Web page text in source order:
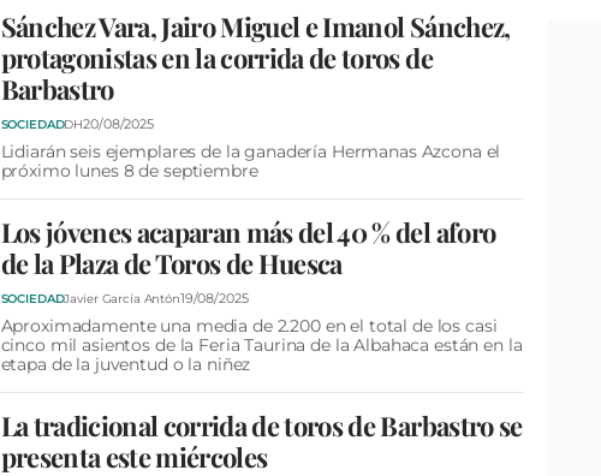
Sánchez Vara, Jairo Miguel e Imanol Sánchez,
protagonistas en la corrida de toros de
Barbastro
SOCIEDADDH20/08/2025
Lidiarán seis ejemplares de la ganadería Hermanas Azcona el
próximo lunes 8 de septiembre
Los jóvenes acaparan más del 40 % del aforo
de la Plaza de Toros de Huesca
SOCIEDADJavier García Antón19/08/2025
Aproximadamente una media de 2.200 en el total de los casi
cinco mil asientos de la Feria Taurina de la Albahaca están en la
etapa de la juventud o la niñez
La tradicional corrida de toros de Barbastro se
presenta este miércoles